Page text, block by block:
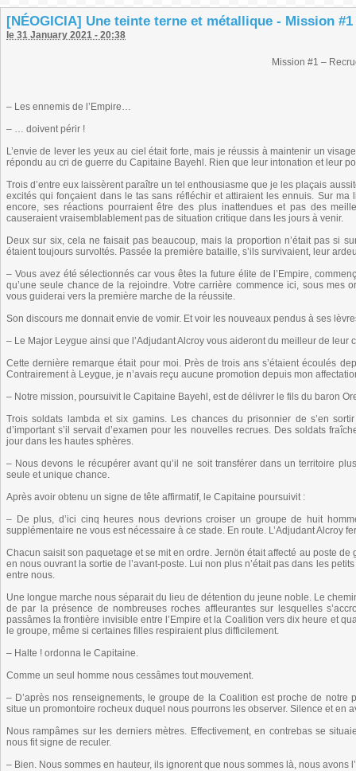
[NÉOGICIA] Une teinte terne et métallique - Mission #1
le 31 January 2021 - 20:38
Mission #1 –
– Les ennemis de l’Empire…
– … doivent périr !
L’envie de lever les yeux au ciel était forte, mais je réussis à maintenir un
répondu au cri de guerre du Capitaine Bayehl. Rien que leur intonation et leur
Trois d’entre eux laissèrent paraître un tel enthousiasme que je les plaçais
excités qui fonçaient dans le tas sans réfléchir et attiraient les ennuis. Sur
encore, ses réactions pourraient être des plus inattendues et pas des
causeraient vraisemblablement pas de situation critique dans les jours à venir.
Deux sur six, cela ne faisait pas beaucoup, mais la proportion n’était pas si
étaient toujours survoltés. Passée la première bataille, s’ils survivaient, leur
– Vous avez été sélectionnés car vous êtes la future élite de l’Empire,
qu’une seule chance de la rejoindre. Votre carrière commence ici, sous mes
vous guiderai vers la première marche de la réussite.
Son discours me donnait envie de vomir. Et voir les nouveaux pendus à ses
– Le Major Leygue ainsi que l’Adjudant Alcroy vous aideront du meilleur de leur
Cette dernière remarque était pour moi. Près de trois ans s’étaient écoulés
Contrairement à Leygue, je n’avais reçu aucune promotion depuis mon
– Notre mission, poursuivit le Capitaine Bayehl, est de délivrer le fils du baron
Trois soldats lambda et six gamins. Les chances du prisonnier de s’en
d’important s’il servait d’examen pour les nouvelles recrues. Des soldats
jour dans les hautes sphères.
– Nous devons le récupérer avant qu’il ne soit transférer dans un territoire
seule et unique chance.
Après avoir obtenu un signe de tête affirmatif, le Capitaine poursuivit :
– De plus, d’ici cinq heures nous devrions croiser un groupe de huit
supplémentaire ne vous est nécessaire à ce stade. En route. L’Adjudant Alcroy
Chacun saisit son paquetage et se mit en ordre. Jernön était affecté au poste de
en nous ouvrant la sortie de l’avant-poste. Lui non plus n’était pas dans les
entre nous.
Une longue marche nous séparait du lieu de détention du jeune noble. Le
de par la présence de nombreuses roches affleurantes sur lesquelles
passâmes la frontière invisible entre l’Empire et la Coalition vers dix heure et
le groupe, même si certaines filles respiraient plus difficilement.
– Halte ! ordonna le Capitaine.
Comme un seul homme nous cessâmes tout mouvement.
– D’après nos renseignements, le groupe de la Coalition est proche de notre
situe un promontoire rocheux duquel nous pourrons les observer. Silence et en
Nous rampâmes sur les derniers mètres. Effectivement, en contrebas se
nous fit signe de reculer.
– Bien. Nous sommes en hauteur, ils ignorent que nous sommes là, nous avons